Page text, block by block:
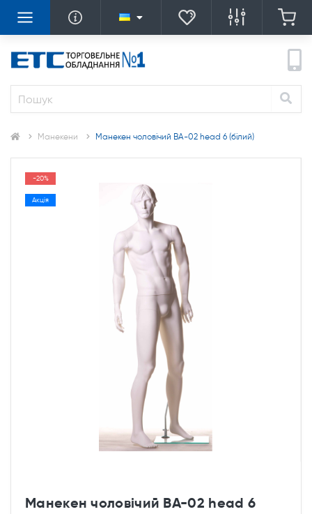
Манекени Манекен чоловічий ВA-02 head 6 (білий)
-20%
Акція
Манекен чоловічий ВA-02 head 6